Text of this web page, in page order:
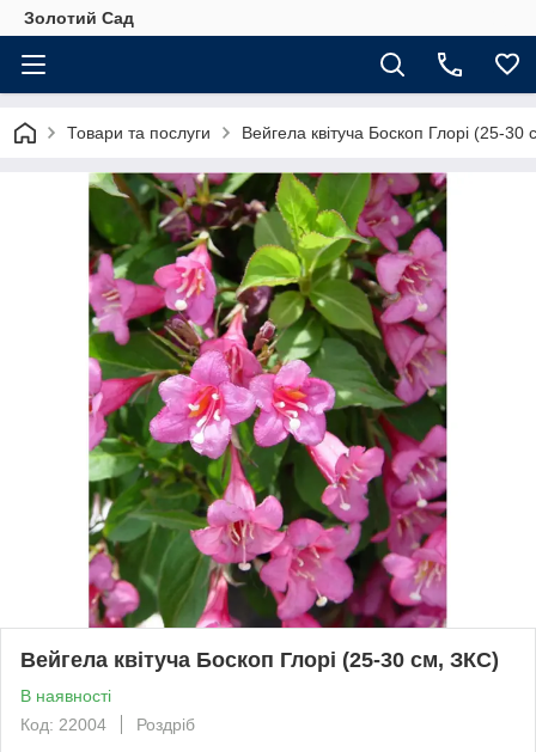
Золотий Сад
Товари та послуги Вейгела квітуча Боскоп Глорі (25-
Вейгела квітуча Боскоп Глорі (25-30 см, ЗКС)
В наявності
Код: 22004
Роздріб